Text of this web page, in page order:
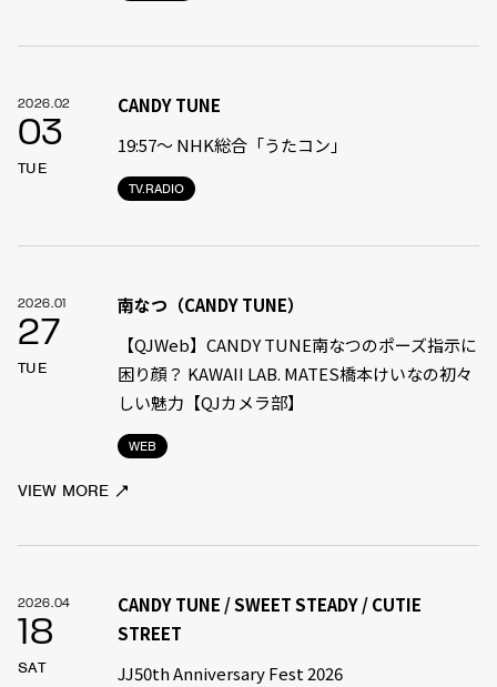
2026.02
03
TUE
TV.RADIO
CANDY TUNE
19:57〜 NHK総合「うたコン」
2026.01
27
TUE
WEB
南なつ（CANDY TUNE）
【QJWeb】CANDY TUNE南なつのポーズ指示に
困り顔？ KAWAII LAB. MATES橋本けいなの初々
しい魅力【QJカメラ部】
VIEW MORE
2026.04
18
SAT
CANDY TUNE / SWEET STEADY / CUTIE
STREET
JJ50th Anniversary Fest 2026